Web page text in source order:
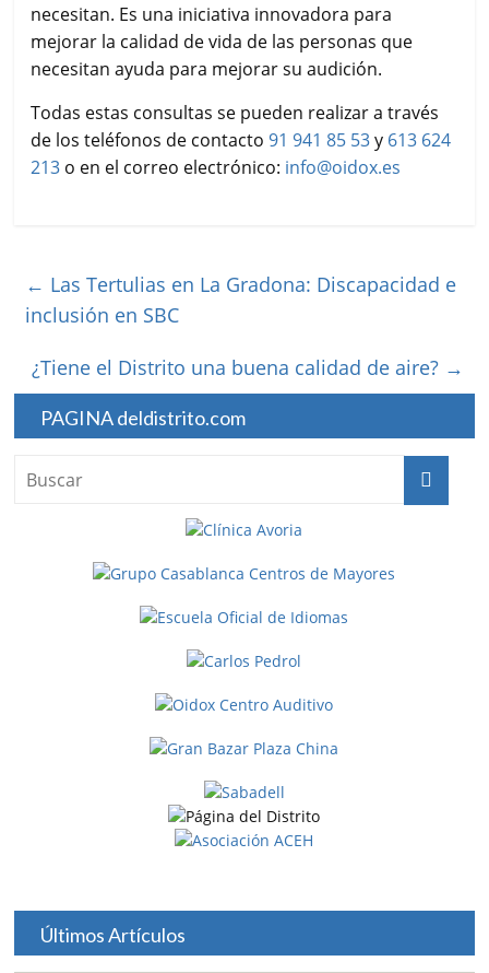
necesitan. Es una iniciativa innovadora para
mejorar la calidad de vida de las personas que
necesitan ayuda para mejorar su audición.
Todas estas consultas se pueden realizar a través
de los teléfonos de contacto91 941 85 53y 613 624
213 o en el correo electrónico: info@oidox.es
← Las Tertulias en La Gradona: Discapacidad e
inclusión en SBC
¿Tiene el Distrito una buena calidad de aire? →
PAGINA deldistrito.com
Últimos Artículos